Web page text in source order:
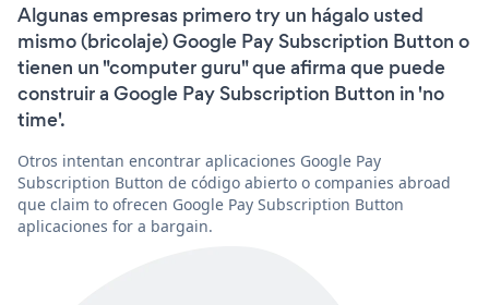
Algunas empresas primero try un hágalo usted
mismo (bricolaje) Google Pay Subscription Button o
tienen un "computer guru" que afirma que puede
construir a Google Pay Subscription Button in 'no
time'.
Otros intentan encontrar aplicaciones Google Pay
Subscription Button de código abierto o companies abroad
que claim to ofrecen Google Pay Subscription Button
aplicaciones for a bargain.